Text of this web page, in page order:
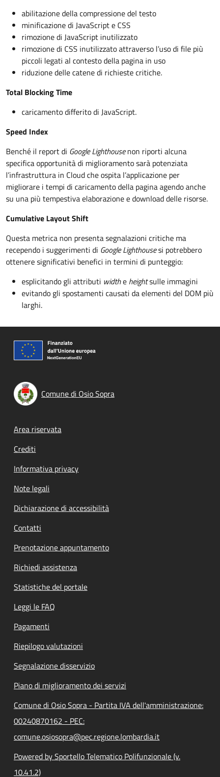
abilitazione della compressione del testo
minificazione di JavaScript e CSS
rimozione di JavaScript inutilizzato
rimozione di CSS inutilizzato attraverso l’uso di file più
piccoli legati al contesto della pagina in uso
riduzione delle catene di richieste critiche.
Total Blocking Time
caricamento differito di JavaScript.
Speed Index
Benché il report di Google Lighthousenon riporti alcuna
specifica opportunità di miglioramento sarà potenziata
l’infrastruttura in Cloud che ospita l’applicazione per
migliorare i tempi di caricamento della pagina agendo anche
su una più tempestiva elaborazione e download delle risorse.
Cumulative Layout Shift
Questa metrica non presenta segnalazioni critiche ma
recependo i suggerimenti di Google Lighthousesi potrebbero
ottenere significativi benefici in termini di punteggio:
esplicitando gli attributi widthe heightsulle immagini
evitando gli spostamenti causati da elementi del DOM più
larghi.
Comune di Osio Sopra
Footer menu
Area riservata
Crediti
Informativa privacy
Note legali
Dichiarazione di accessibilità
Contatti
Prenotazione appuntamento
Richiedi assistenza
Statistiche del portale
Leggi le FAQ
Pagamenti
Riepilogo valutazioni
Segnalazione disservizio
Piano di miglioramento dei servizi
Comune di Osio Sopra - Partita IVA dell'amministrazione:
00240870162 - PEC:
comune.osiosopra@pec.regione.lombardia.it
Powered by Sportello Telematico Polifunzionale (v.
10.41.2)